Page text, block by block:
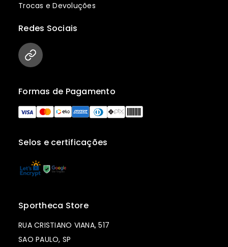
Trocas e Devoluções
Selos e certificações
Formas de Pagamento
Redes Sociais
Sportheca Store
RUA CRISTIANO VIANA, 517
SAO PAULO, SP